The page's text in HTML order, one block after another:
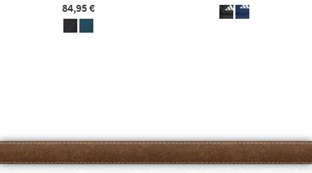
84,95 €